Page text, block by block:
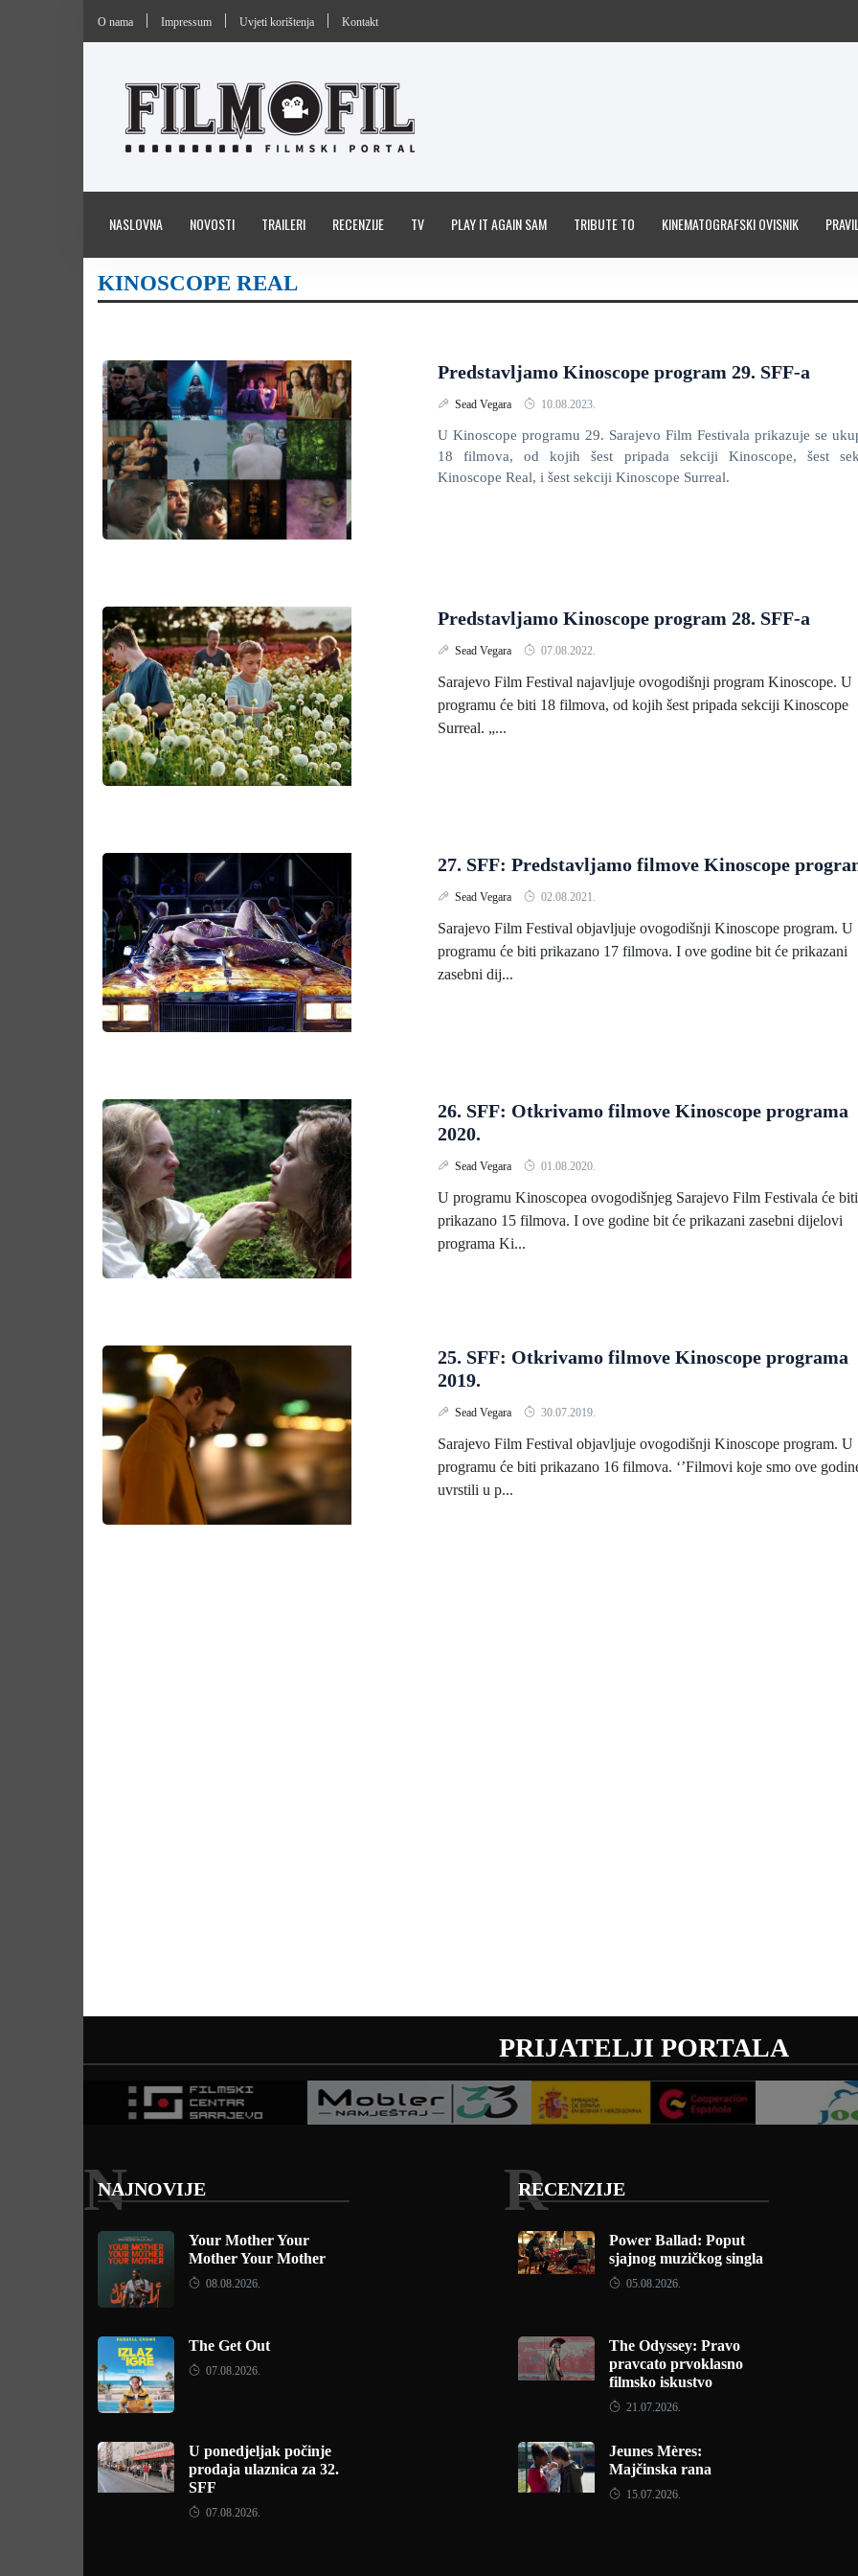
O nama Impressum Uvjeti korištenja Kontakt
NASLOVNA NOVOSTI TRAILERI RECENZIJE TV PLAY IT AGAIN SAM TRIBUTE TO KINEMATOGRAFSKI OVISNIK
KINOSCOPE REAL
Predstavljamo Kinoscope program 29. SFF-a
Sead Vegara 10.08.2023.
U Kinoscope programu 29. Sarajevo Film Festivala prikazuje se
18 filmova, od kojih šest pripada sekciji Kinoscope, šest
Kinoscope Real, i šest sekciji Kinoscope Surreal.
Predstavljamo Kinoscope program 28. SFF-a
Sead Vegara 07.08.2022.
Sarajevo Film Festival najavljuje ovogodišnji program Kinoscope. U
programu će biti 18 filmova, od kojih šest pripada sekciji Kinoscope
Surreal. „...
27. SFF: Predstavljamo filmove Kinoscope
Sead Vegara 02.08.2021.
Sarajevo Film Festival objavljuje ovogodišnji Kinoscope program. U
programu će biti prikazano 17 filmova. I ove godine bit će prikazani
zasebni dij...
26. SFF: Otkrivamo filmove Kinoscope programa
2020.
Sead Vegara 01.08.2020.
U programu Kinoscopea ovogodišnjeg Sarajevo Film Festivala će biti
prikazano 15 filmova. I ove godine bit će prikazani zasebni dijelovi
programa Ki...
25. SFF: Otkrivamo filmove Kinoscope programa
2019.
Sead Vegara 30.07.2019.
Sarajevo Film Festival objavljuje ovogodišnji Kinoscope program. U
programu će biti prikazano 16 filmova. ‘’Filmovi koje smo ove
uvrstili u p...
PRIJATELJI PORTALA
NAJNOVIJE
N
Your Mother Your
Mother Your Mother
08.08.2026.
The Get Out
07.08.2026.
U ponedjeljak počinje
prodaja ulaznica za 32.
SFF
07.08.2026.
RECENZIJE
R
Power Ballad: Poput
sjajnog muzičkog singla
05.08.2026.
The Odyssey: Pravo
pravcato prvoklasno
filmsko iskustvo
21.07.2026.
Jeunes Mères:
Majčinska rana
15.07.2026.